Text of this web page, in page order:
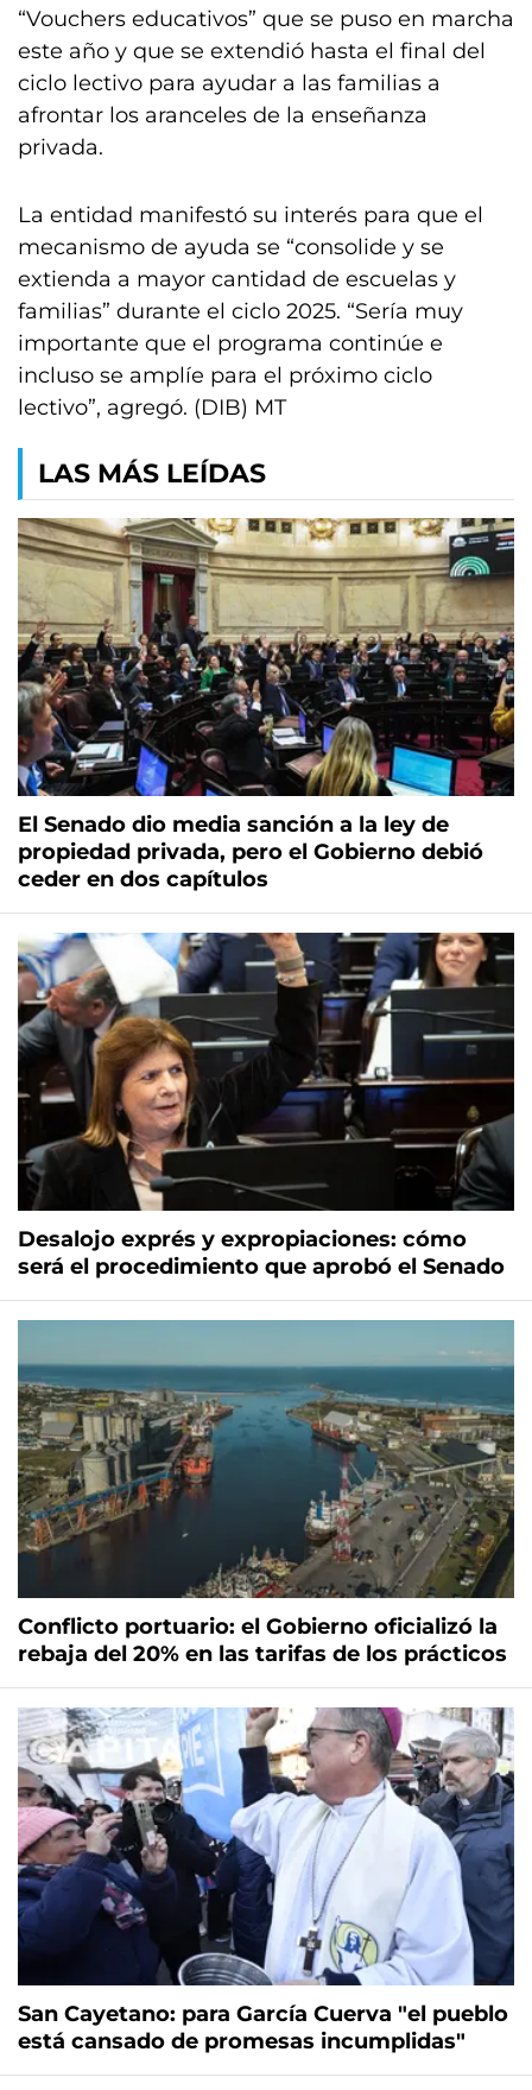
“Vouchers educativos” que se puso en marcha
este año y que se extendió hasta el final del
ciclo lectivo para ayudar a las familias a
afrontar los aranceles de la enseñanza
privada.
La entidad manifestó su interés para que el
mecanismo de ayuda se “consolide y se
extienda a mayor cantidad de escuelas y
familias” durante el ciclo 2025. “Sería muy
importante que el programa continúe e
incluso se amplíe para el próximo ciclo
lectivo”, agregó. (DIB) MT
LAS MÁS LEÍDAS
El Senado dio media sanción a la ley de
propiedad privada, pero el Gobierno debió
ceder en dos capítulos
Desalojo exprés y expropiaciones: cómo
será el procedimiento que aprobó el Senado
Conflicto portuario: el Gobierno oficializó la
rebaja del 20% en las tarifas de los prácticos
San Cayetano: para García Cuerva "el pueblo
está cansado de promesas incumplidas"